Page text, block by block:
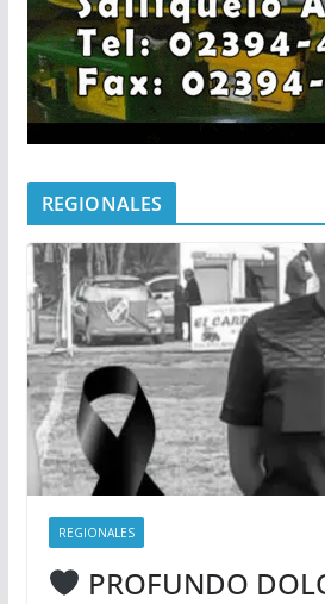
REGIONALES
REGIONALES
PROFUNDO